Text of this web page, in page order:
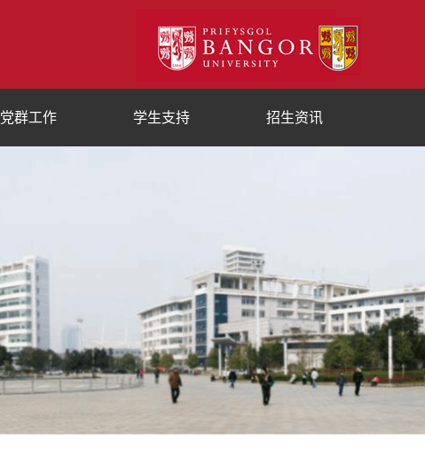
党群工作 学生支持 招生资讯